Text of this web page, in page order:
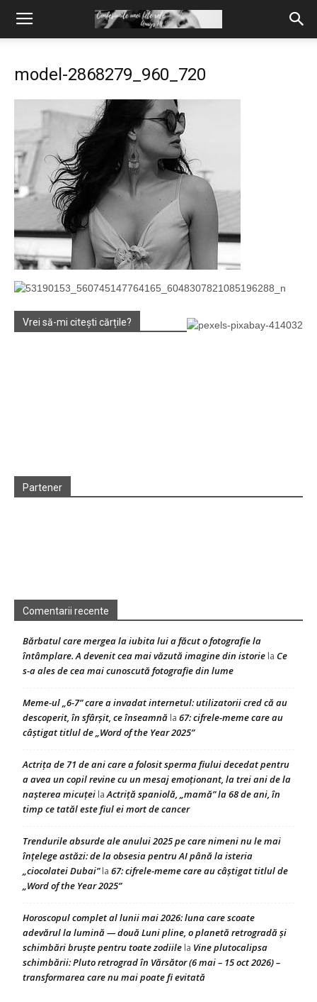
model-2868279_960_720
Vrei să-mi citești cărțile?
Partener
Comentarii recente
Bărbatul care mergea la iubita lui a făcut o fotografie la
întâmplare. A devenit cea mai văzută imagine din istorie la Ce
s-a ales de cea mai cunoscută fotografie din lume
Meme-ul „6-7” care a invadat internetul: utilizatorii cred că au
descoperit, în sfârșit, ce înseamnă la 67: cifrele-meme care au
câștigat titlul de „Word of the Year 2025”
Actrița de 71 de ani care a folosit sperma fiului decedat pentru
a avea un copil revine cu un mesaj emoționant, la trei ani de la
nașterea micuței laActriță spaniolă, „mamă” la 68 de ani, în
timp ce tatăl este fiul ei mort de cancer
Trendurile absurde ale anului 2025 pe care nimeni nu le mai
înțelege astăzi: de la obsesia pentru AI până la isteria
„ciocolatei Dubai”la 67: cifrele-meme care au câștigat titlul de
„Word of the Year 2025”
Horoscopul complet al lunii mai 2026: luna care scoate
adevărul la lumină — două Luni pline, o planetă retrogradă și
schimbări bruște pentru toate zodiile la Vine plutocalipsa
schimbării: Pluto retrograd în Vărsător (6 mai – 15 oct 2026) –
transformarea care nu mai poate fi evitată